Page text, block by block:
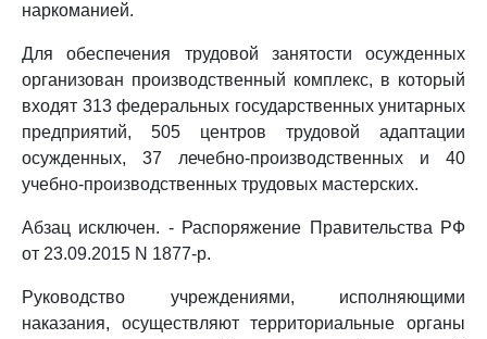
наркоманией.
Для обеспечения трудовой занятости осужденных
организован производственный комплекс, в который
входят 313 федеральных государственных унитарных
предприятий, 505 центров трудовой адаптации
осужденных, 37 лечебно-производственных и 40
учебно-производственных трудовых мастерских.
Абзац исключен. - Распоряжение Правительства РФ
от 23.09.2015 N 1877-р.
Руководство учреждениями, исполняющими
наказания, осуществляют территориальные органы